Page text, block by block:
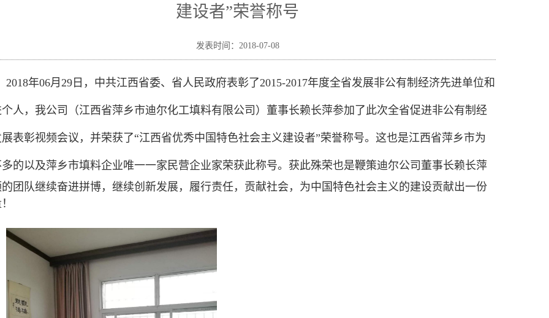
建设者”荣誉称号
发表时间：2018-07-08
2018年06月29日，中共江西省委、省人民政府表彰了2015-2017年度全省发展非公有制经济先进单位和
人，我公司（江西省萍乡市迪尔化工填料有限公司 ）董事长赖长萍参加了此次全省促进非公有制经
表彰视频会议，并荣获了“江西省优秀中国特色社会主义建设者”荣誉称号。这也是江西省萍乡市为
的以及萍乡市填料企业唯一一家 民营企业家荣获此称号。获此殊荣也是鞭策迪尔公司董事长赖长萍
团队继续奋进拼博，继续创新发展，履行责任，贡献社会，为中国特色社会主义的建设贡献出一份